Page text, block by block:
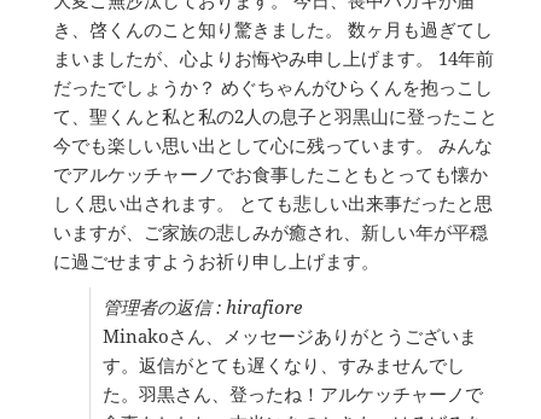
き、啓くんのこと知り驚きました。 数ヶ月も過ぎてし
まいましたが、心よりお悔やみ申し上げます。 14年前
だったでしょうか？ めぐちゃんがひらくんを抱っこし
て、聖くんと私と私の2人の息子と羽黒山に登ったこと
今でも楽しい思い出として心に残っています。 みんな
でアルケッチャーノでお食事したこともとっても懐か
しく思い出されます。 とても悲しい出来事だったと思
いますが、ご家族の悲しみが癒され、新しい年が平穏
に過ごせますようお祈り申し上げます。
管理者の返信 : hirafiore
Minakoさん、メッセージありがとうございま
す。返信がとても遅くなり、すみませんでし
た。羽黒さん、登ったね！アルケッチャーノで
タ
ボ
ッ
ク
ス
を
切
り
替
え